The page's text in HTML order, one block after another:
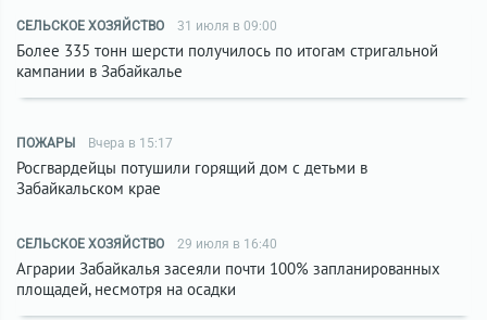
СЕЛЬСКОЕ ХОЗЯЙСТВО 31 июля в 09:00
Более 335 тонн шерсти получилось по итогам стригальной
кампании в Забайкалье
ПОЖАРЫ Вчера в 15:17
Росгвардейцы потушили горящий дом с детьми в
Забайкальском крае
СЕЛЬСКОЕ ХОЗЯЙСТВО 29 июля в 16:40
Аграрии Забайкалья засеяли почти 100% запланированных
площадей, несмотря на осадки